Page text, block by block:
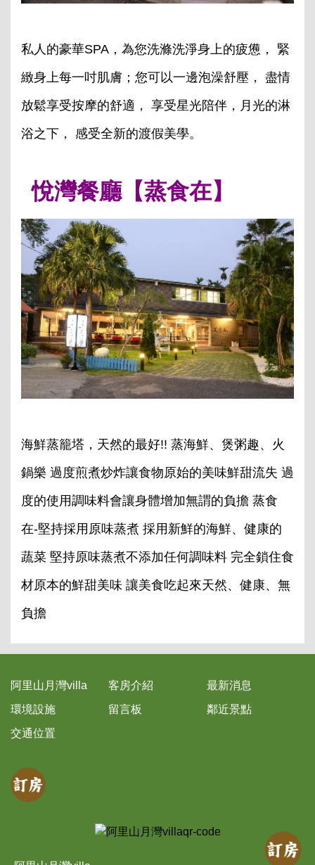
私人的豪華SPA，為您洗滌洗淨身上的疲憊， 緊
緻身上每一吋肌膚；您可以一邊泡澡舒壓， 盡情
放鬆享受按摩的舒適， 享受星光陪伴，月光的淋
浴之下， 感受全新的渡假美學。
悅灣餐廳【蒸食在】
海鮮蒸籠塔，天然的最好!! 蒸海鮮、煲粥趣、火
鍋樂 過度煎煮炒炸讓食物原始的美味鮮甜流失 過
度的使用調味料會讓身體增加無謂的負擔 蒸食
在-堅持採用原味蒸煮 採用新鮮的海鮮、健康的
蔬菜 堅持原味蒸煮不添加任何調味料 完全鎖住食
材原本的鮮甜美味 讓美食吃起來天然、健康、無
負擔
阿里山月灣villa 客房介紹
最新消息
環境設施
留言板
鄰近景點
交通位置